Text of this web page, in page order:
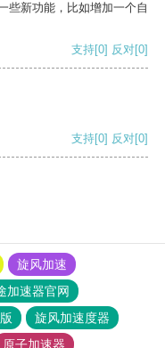
些新功能，比如增加一个自
支持[0] 反对[0]
支持[0] 反对[0]
旋风加速
加速器官网
旋风加速度器
原子加速器